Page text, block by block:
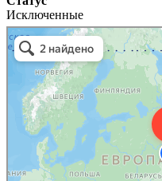
Исключенные